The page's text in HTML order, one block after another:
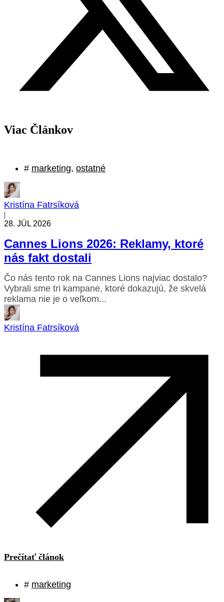
Viac Článkov
# marketing, ostatné
Kristína Fatrsíková
28. JÚL 2026
Cannes Lions 2026: Reklamy, ktoré
nás fakt dostali
Čo nás tento rok na Cannes Lions najviac dostalo?
Vybrali sme tri kampane, ktoré dokazujú, že skvelá
reklama nie je o veľkom...
Kristína Fatrsíková
Prečítať článok
# marketing